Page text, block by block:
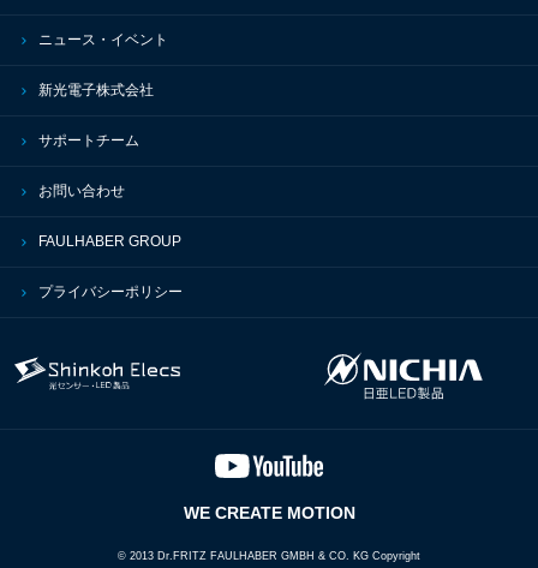
ニュース・イベント
新光電子株式会社
サポートチーム
お問い合わせ
FAULHABER GROUP
プライバシーポリシー
WE CREATE MOTION
© 2013 Dr.FRITZ FAULHABER GMBH & CO. KG Copyright